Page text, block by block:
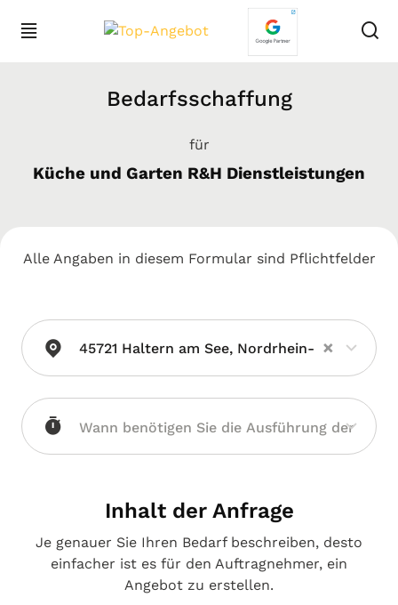
Bedarfsschaffung
für
Küche und Garten R&H Dienstleistungen
Alle Angaben in diesem Formular sind Pflichtfelder
45721 Haltern am See, Nordrhein- ×
Inhalt der Anfrage
Je genauer Sie Ihren Bedarf beschreiben, desto
einfacher ist es für den Auftragnehmer, ein
Angebot zu erstellen.